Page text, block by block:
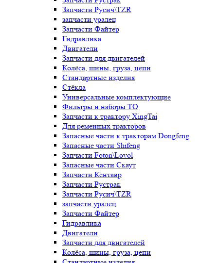
Запчасти Русич\TZR
запчасти уралец
Запчасти Файтер
Гидравлика
Двигатели
Запчасти для двигателей
Колёса, шины, груза, цепи
Стандартные изделия
Стёкла
Универсальные комплектующие
Фильтры и наборы ТО
Запчасти к трактору XingTai
Для ременных тракторов
Запасные части к тракторам Dongfeng
Запасные части Shifeng
Запчасти Foton\Lovol
Запасные части Скаут
Запчасти Кентавр
Запчасти Рустрак
Запчасти Русич\TZR
запчасти уралец
Запчасти Файтер
Гидравлика
Двигатели
Запчасти для двигателей
Колёса, шины, груза, цепи